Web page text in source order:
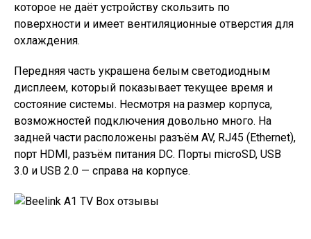
которое не даёт устройству скользить по
поверхности и имеет вентиляционные отверстия для
охлаждения.
Передняя часть украшена белым светодиодным
дисплеем, который показывает текущее время и
состояние системы. Несмотря на размер корпуса,
возможностей подключения довольно много. На
задней части расположены разъём AV, RJ45 (Ethernet),
порт HDMI, разъём питания DC. Порты microSD, USB
3.0 и USB 2.0 — справа на корпусе.